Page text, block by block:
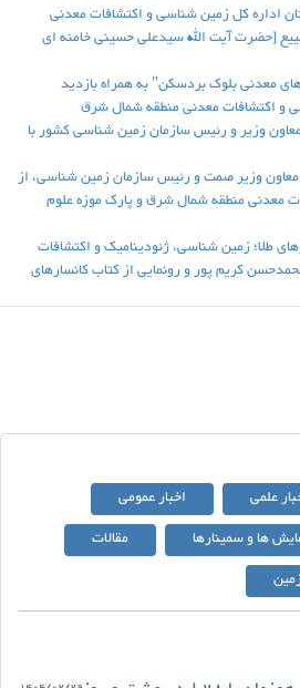
اداره کل زمین شناسی و اکتشافات معدنی
[حضرت آیت الله سیدعلی حسینی خامنه ای
معدنی بلوک بردسکن" به همراه بازدید
و اکتشافات معدنی منطقه شمال شرق
وزیر و رئیس سازمان زمین شناسی کشور با
معاون وزیر صمت و رئیس سازمان زمین شناسی، از
معدنی منطقه شمال شرق و پارک موزه علوم
طلا؛ زمین شناسی، ژئودینامیک و اکتشافات
کریم پور و رونمایی از کتاب کانسارهای
علمی
اخبار عمومی
ها و سمینارها
مقالات